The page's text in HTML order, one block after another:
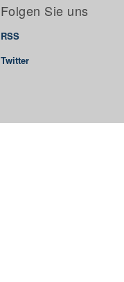
Folgen Sie uns
RSS
Twitter